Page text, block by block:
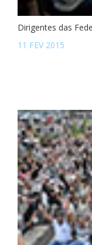
Dirigentes das
11 FEV 2015